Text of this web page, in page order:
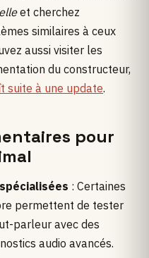
et cherchez
similaires à ceux
aussi visiter les
du constructeur,
suite à une update.
pour
: Certaines
permettent de tester
parleur avec des
audio avancés.